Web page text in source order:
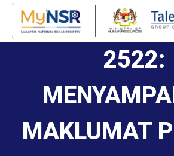
2522:
MAKLUMAT